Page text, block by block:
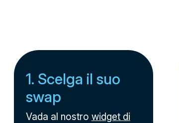
1. Scelga il suo
swap
Vada al nostro widget di